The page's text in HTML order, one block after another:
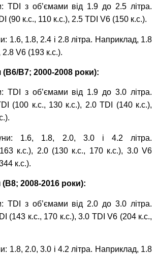
TDI з об’ємами від 1.9 до 2.5 літра.
(90 к.с., 110 к.с.), 2.5 TDI V6 (150 к.с.).
1.6, 1.8, 2.4 і 2.8 літра. Наприклад, 1.8
2.8 V6 (193 к.с.).
(B6/B7; 2000-2008 роки):
TDI з об’ємами від 1.9 до 3.0 літра.
(100 к.с., 130 к.с.), 2.0 TDI (140 к.с.),
1.6, 1.8, 2.0, 3.0 і 4.2 літра.
к.с.), 2.0 (130 к.с., 170 к.с.), 3.0 V6
к.с.).
(B8; 2008-2016 роки):
TDI з об’ємами від 2.0 до 3.0 літра.
(143 к.с., 170 к.с.), 3.0 TDI V6 (204 к.с.,
1.8, 2.0, 3.0 і 4.2 літра. Наприклад, 1.8